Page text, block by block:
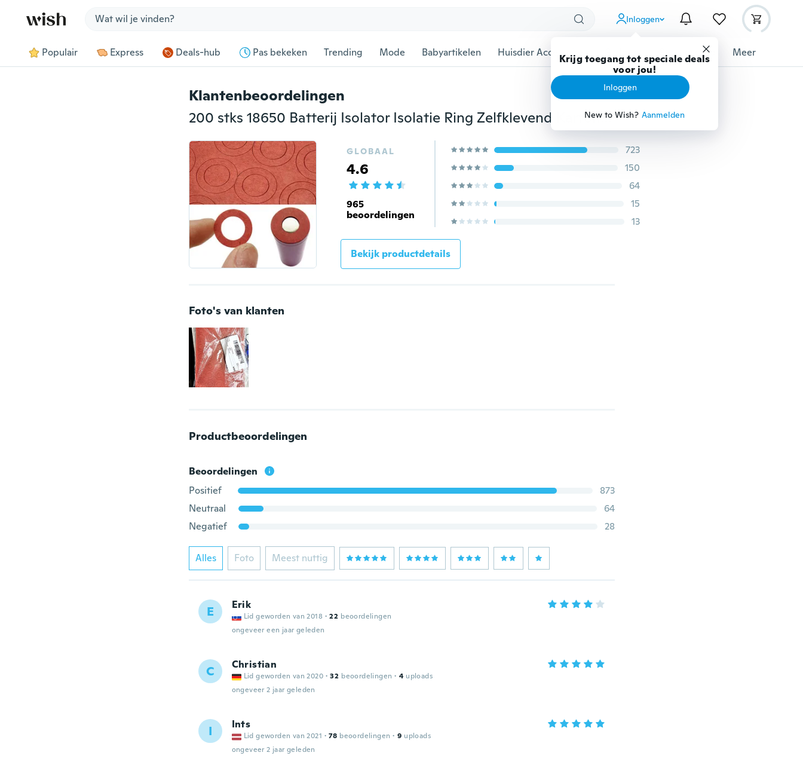
Inloggen
Krijg toegang tot speciale deals
voor jou!
Inloggen
New to Wish? Aanmelden
Populair Express Deals-hub Pas bekeken Trending Mode Babyartikelen Huisdier Accessoires Gereedschap Meer
Klantenbeoordelingen
200 stks 18650 Batterij Isolator Isolatie Ring Zelfklevend Karton Papier
GLOBAAL
4.6
965
beoordelingen
723
150
64
15
13
Bekijk productdetails
Foto's van klanten
Productbeoordelingen
Beoordelingen
Positief
873
Neutraal
64
Negatief
28
Alles Foto Meest nuttig
E Erik
Lid geworden van 2018 · 22 beoordelingen
ongeveer een jaar geleden
C Christian
Lid geworden van 2020 · 32 beoordelingen · 4 uploads
ongeveer 2 jaar geleden
I Ints
Lid geworden van 2021 · 78 beoordelingen · 9 uploads
ongeveer 2 jaar geleden